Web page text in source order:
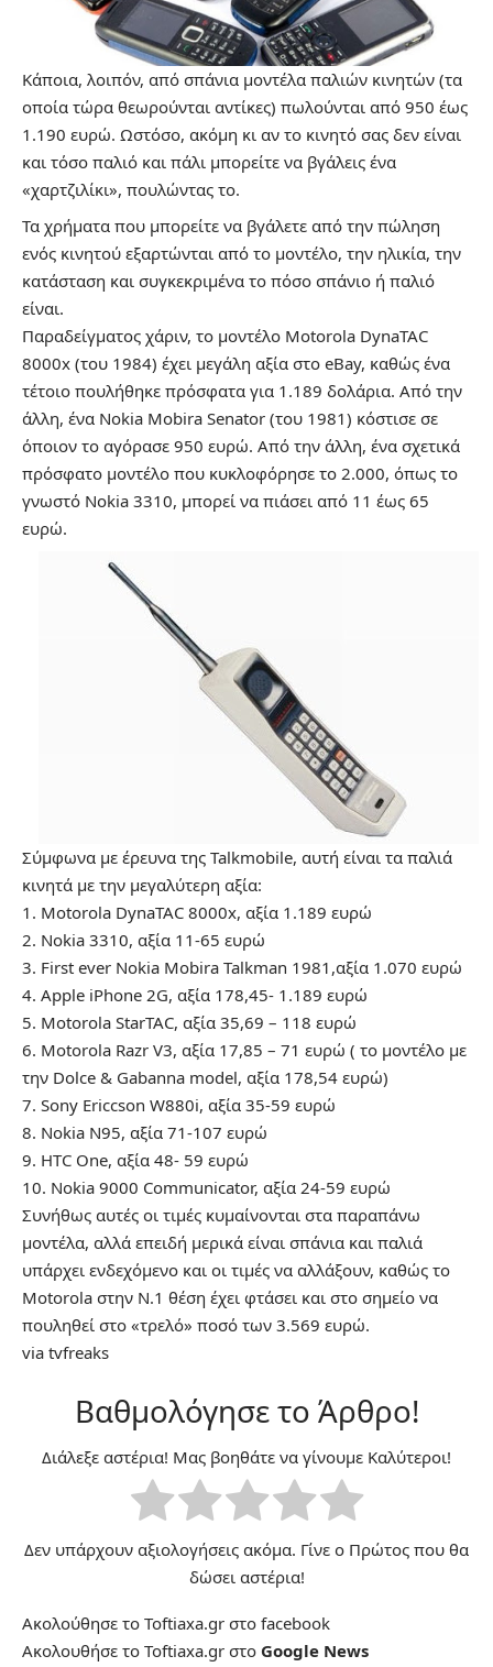
Κάποια, λοιπόν, από σπάνια μοντέλα παλιών κινητών (τα
οποία τώρα θεωρούνται αντίκες) πωλούνται από 950 έως
1.190 ευρώ. Ωστόσο, ακόμη κι αν το κινητό σας δεν είναι
και τόσο παλιό και πάλι μπορείτε να βγάλεις ένα
«χαρτζιλίκι», πουλώντας το.
Τα χρήματα που μπορείτε να βγάλετε από την πώληση
ενός κινητού εξαρτώνται από το μοντέλο, την ηλικία, την
κατάσταση και συγκεκριμένα το πόσο σπάνιο ή παλιό
είναι.
Παραδείγματος χάριν, το μοντέλο Motorola DynaTAC
8000x (του 1984) έχει μεγάλη αξία στο eBay, καθώς ένα
τέτοιο πουλήθηκε πρόσφατα για 1.189 δολάρια. Από την
άλλη, ένα Nokia Mobira Senator (του 1981) κόστισε σε
όποιον το αγόρασε 950 ευρώ. Από την άλλη, ένα σχετικά
πρόσφατο μοντέλο που κυκλοφόρησε το 2.000, όπως το
γνωστό Nokia 3310, μπορεί να πιάσει από 11 έως 65
ευρώ.
Σύμφωνα με έρευνα της Talkmobile, αυτή είναι τα παλιά
κινητά με την μεγαλύτερη αξία:
1. Motorola DynaTAC 8000x, αξία 1.189 ευρώ
2. Nokia 3310, αξία 11-65 ευρώ
3. First ever Nokia Mobira Talkman 1981,αξία 1.070 ευρώ
4. Apple iPhone 2G, αξία 178,45- 1.189 ευρώ
5. Motorola StarTAC, αξία 35,69 – 118 ευρώ
6. Motorola Razr V3, αξία 17,85 – 71 ευρώ ( το μοντέλο με
την Dolce & Gabanna model, αξία 178,54 ευρώ)
7. Sony Ericcson W880i, αξία 35-59 ευρώ
8. Nokia N95, αξία 71-107 ευρώ
9. HTC One, αξία 48- 59 ευρώ
10. Nokia 9000 Communicator, αξία 24-59 ευρώ
Συνήθως αυτές οι τιμές κυμαίνονται στα παραπάνω
μοντέλα, αλλά επειδή μερικά είναι σπάνια και παλιά
υπάρχει ενδεχόμενο και οι τιμές να αλλάξουν, καθώς το
Μοtorola στην Ν.1 θέση έχει φτάσει και στο σημείο να
πουληθεί στο «τρελό» ποσό των 3.569 ευρώ.
via tvfreaks
Βαθμολόγησε το Άρθρο!
Διάλεξε αστέρια! Μας βοηθάτε να γίνουμε Καλύτεροι!
Δεν υπάρχουν αξιολογήσεις ακόμα. Γίνε ο Πρώτος που θα
δώσει αστέρια!
Ακολούθησε το Toftiaxa.gr στο facebook
Ακολουθήσε το Toftiaxa.gr στο Google News